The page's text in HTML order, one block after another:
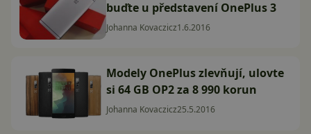
buďte u představení OnePlus 3
Johanna Kovaczicz1.6.2016
Modely OnePlus zlevňují, ulovte
si 64 GB OP2 za 8 990 korun
Johanna Kovaczicz25.5.2016